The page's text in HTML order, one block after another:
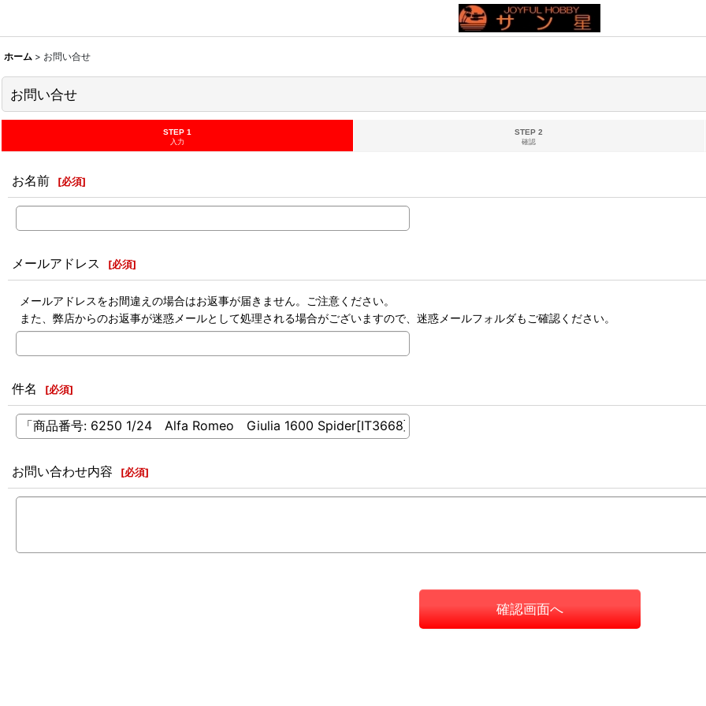
ホーム > お問い合せ
お問い合せ
STEP 1
入力
STEP 2
確認
お名前 [必須]
メールアドレス [必須]
メールアドレスをお間違えの場合はお返事が届きません。ご注意ください。
また、弊店からのお返事が迷惑メールとして処理される場合がございますので、迷惑メールフォルダもご確認ください。
件名 [必須]
お問い合わせ内容 [必須]
確認画面へ